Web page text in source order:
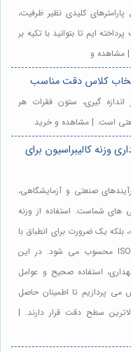
کلیدی نظیر ظرفیت،
ایم تا بتوانید با تکیه بر
| مشاهده و
کلاس دقت مناسب
گیری، ستون فقرات هر
است. | مشاهده و خرید
وزنه کالیبراسیون برای
صنعتی و آزمایشگاهی،
های شماست. استفاده از وزنه
بلکه یک ضرورت برای انطباق با
استانداردهای کیفیت نظیر ISO/IEC 17025 محسوب می شود. در این
استفاده صحیح و عوامل
می پردازیم تا اطمینان حاصل
سطح دقت قرار دارند. |